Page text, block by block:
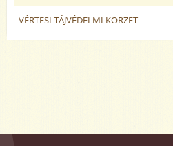
VÉRTESI TÁJVÉDELMI KÖRZET